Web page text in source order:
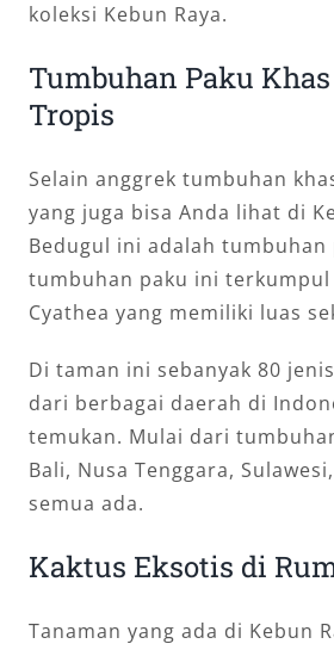
koleksi Kebun Raya.
Tumbuhan Paku
Tropis
Selain anggrek tumbuhan
yang juga bisa Anda lihat di
Bedugul ini adalah tumbuhan
tumbuhan paku ini terkumpul
Cyathea yang memiliki luas
Di taman ini sebanyak 80
dari berbagai daerah di
temukan. Mulai dari
Bali, Nusa Tenggara,
semua ada.
Kaktus Eksotis di
Tanaman yang ada di Kebun